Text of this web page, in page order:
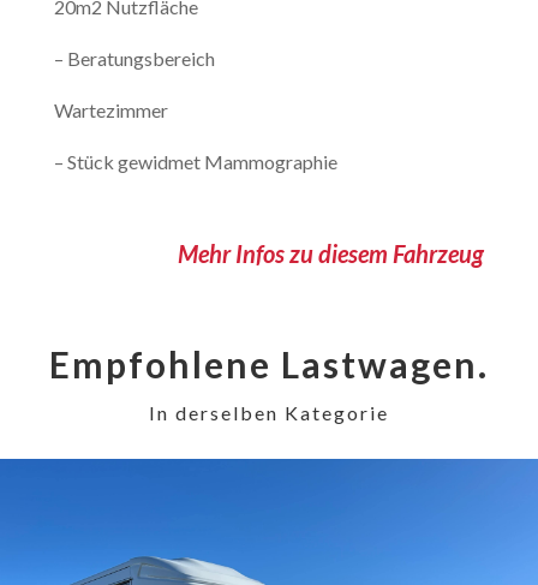
20m2 Nutzfläche
– Beratungsbereich
Wartezimmer
– Stück gewidmet Mammographie
Mehr Infos zu diesem Fahrzeug
Empfohlene Lastwagen.
In derselben Kategorie